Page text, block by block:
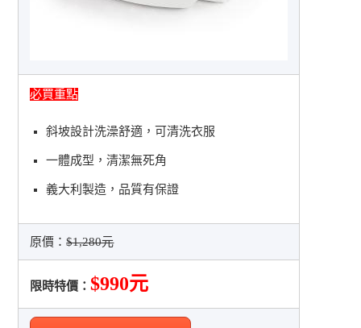
必買重點
斜坡設計洗澡舒適，可清洗衣服
一體成型，清潔無死角
義大利製造，品質有保證
原價：$1,280元
限時特價：$990元